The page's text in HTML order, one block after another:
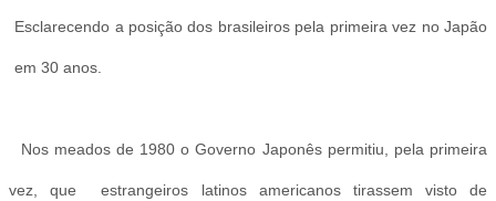
Esclarecendo a posição dos brasileiros pela primeira vez no Japão
em 30 anos.
Nos meados de 1980 o Governo Japonês permitiu, pela primeira
vez, que estrangeiros latinos americanos tirassem visto de